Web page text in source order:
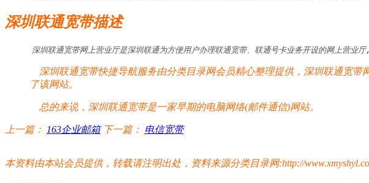
深圳联通宽带描述
深圳联通宽带网上营业厅是深圳联通为方便用户办理联通宽带、联通号卡业务开设的网上营业
深圳联通宽带快捷导航服务由分类目录网会员精心整理提供，深圳联通宽带
了该网站。
总的来说，深圳联通宽带是一家早期的电脑网络(邮件通信)网站。
上一篇： 163企业邮箱 下一篇： 电信宽带
本资料由本站会员提供，转载请注明出处，资料来源分类目录网:http://